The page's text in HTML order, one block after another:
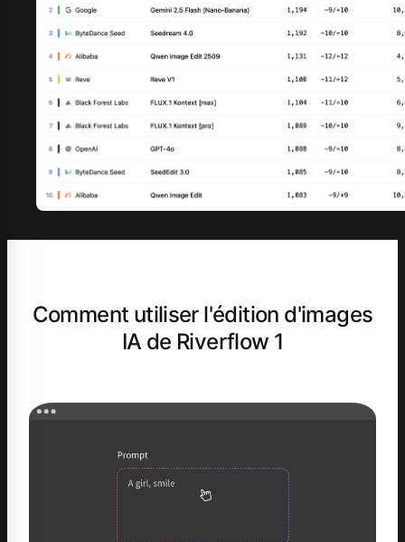
Comment utiliser l'édition d'images
IA de Riverflow 1